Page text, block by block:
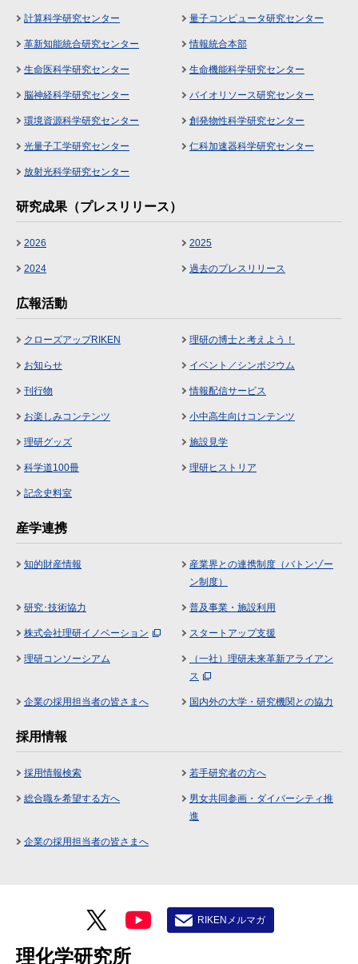
計算科学研究センター 量子コンピュータ研究センター
革新知能統合研究センター 情報統合本部
生命医科学研究センター 生命機能科学研究センター
脳神経科学研究センター バイオリソース研究センター
環境資源科学研究センター 創発物性科学研究センター
光量子工学研究センター 仁科加速器科学研究センター
放射光科学研究センター
研究成果（プレスリリース）
2026 2025
2024 過去のプレスリリース
広報活動
クローズアップRIKEN 理研の博士と考えよう！
お知らせ イベント／シンポジウム
刊行物 情報配信サービス
お楽しみコンテンツ 小中高生向けコンテンツ
理研グッズ 施設見学
科学道100冊 理研ヒストリア
記念史料室
産学連携
知的財産情報
産業界との連携制度（バトンゾー
ン制度）
研究･技術協力 普及事業・施設利用
株式会社理研イノベーション スタートアップ支援
理研コンソーシアム
（一社）理研未来革新アライアン
ス
企業の採用担当者の皆さまへ 国内外の大学・研究機関との協力
採用情報
採用情報検索 若手研究者の方へ
総合職を希望する方へ
男女共同参画・ダイバーシティ推
進
企業の採用担当者の皆さまへ
理化学研究所
RIKENメルマガ